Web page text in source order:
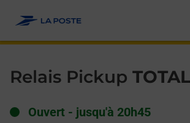
Relais Pickup
Ouvert - jusqu'à 20h45